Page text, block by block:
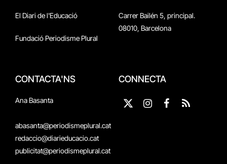
El Diari de l'Educació
Fundació Periodisme Plural
Carrer Bailén 5, principal.
08010, Barcelona
CONTACTA'NS
Ana Basanta
abasanta@periodismeplural.cat
redaccio@diarieducacio.cat
publicitat@periodismeplural.cat
CONNECTA
X
InstagramFacebook
RSS